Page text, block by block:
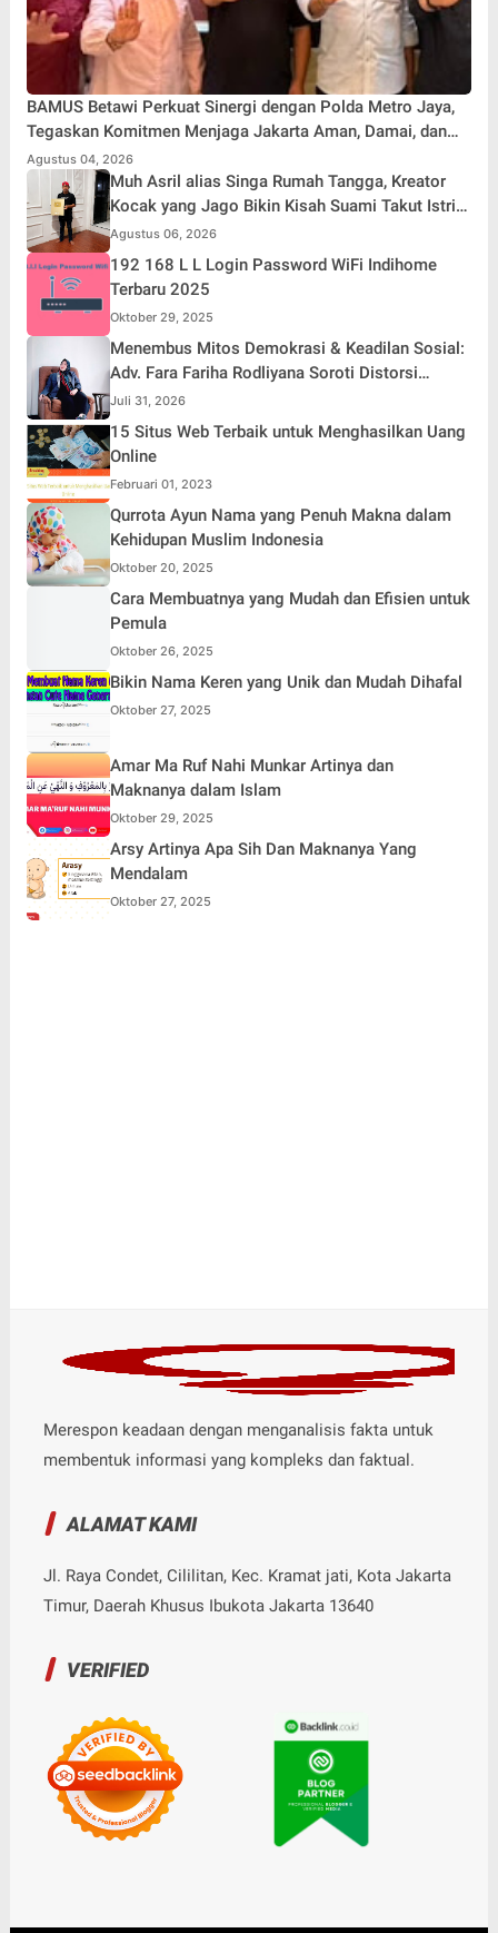
BAMUS Betawi Perkuat Sinergi dengan Polda Metro Jaya,
Tegaskan Komitmen Menjaga Jakarta Aman, Damai, dan
Kondusif Jelang HUT ke-81 Republik Indonesia
Agustus 04, 2026
Muh Asril alias Singa Rumah Tangga, Kreator
Kocak yang Jago Bikin Kisah Suami Takut Istri
Jadi Hiburan
Agustus 06, 2026
192 168 L L Login Password WiFi Indihome
Terbaru 2025
Oktober 29, 2025
Menembus Mitos Demokrasi & Keadilan Sosial:
Adv. Fara Fariha Rodliyana Soroti Distorsi
Simpati Publik dan Aksi Main Hakim Sendiri
Juli 31, 2026
15 Situs Web Terbaik untuk Menghasilkan Uang
Online
Februari 01, 2023
Qurrota Ayun Nama yang Penuh Makna dalam
Kehidupan Muslim Indonesia
Oktober 20, 2025
Cara Membuatnya yang Mudah dan Efisien untuk
Pemula
Oktober 26, 2025
Bikin Nama Keren yang Unik dan Mudah Dihafal
Oktober 27, 2025
Amar Ma Ruf Nahi Munkar Artinya dan
Maknanya dalam Islam
Oktober 29, 2025
Arsy Artinya Apa Sih Dan Maknanya Yang
Mendalam
Oktober 27, 2025
Merespon keadaan dengan menganalisis fakta untuk
membentuk informasi yang kompleks dan faktual.
ALAMAT KAMI
Jl. Raya Condet, Cililitan, Kec. Kramat jati, Kota Jakarta
Timur, Daerah Khusus Ibukota Jakarta 13640
VERIFIED